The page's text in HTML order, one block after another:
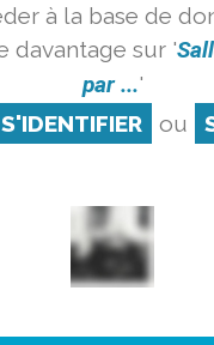
à la base de
davantage sur '
par ...'
S'IDENTIFIER ou